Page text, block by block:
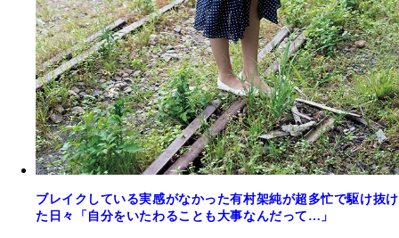
ブレイクしている実感がなかった有村架純が超多忙で駆け抜け
た日々「自分をいたわることも大事なんだって…」